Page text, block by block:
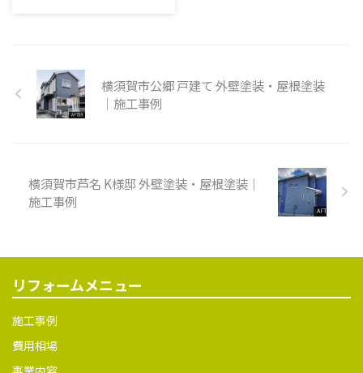
工完了
施工内容外壁塗装工事, 屋根塗
プ、屋根：日本ペイントパーフ
ェクトベスト 施工前 シーリン
グ 屋根 外壁 雨樋 雨戸 雨戸 施
ー 屋根中塗り 屋根上塗り 外壁
下塗り 外壁中塗り 外壁上塗り
横須賀市公郷 戸建て 外壁塗装・屋根塗装
｜施工事例
横須賀市芦名 K様邸 外壁塗装・屋根塗装｜
施工事例
リフォームメニュー
施工事例
費用相場